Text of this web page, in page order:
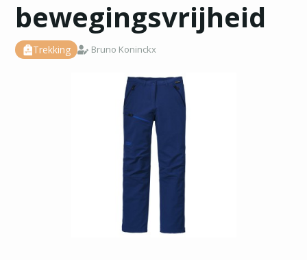
bewegingsvrijheid
Trekking Bruno Koninckx